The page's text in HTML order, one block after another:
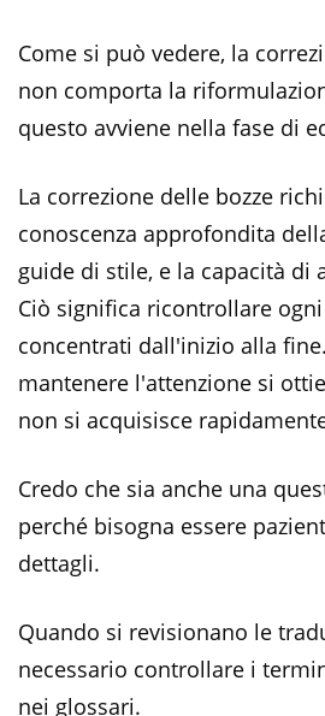
Come si può vedere, la
non comporta la
questo avviene nella fase di
La correzione delle bozze
conoscenza approfondita
guide di stile, e la capacità di
Ciò significa ricontrollare
concentrati dall'inizio alla
mantenere l'attenzione si
non si acquisisce
Credo che sia anche una
perché bisogna essere
dettagli.
Quando si revisionano le
necessario controllare i
nei glossari.